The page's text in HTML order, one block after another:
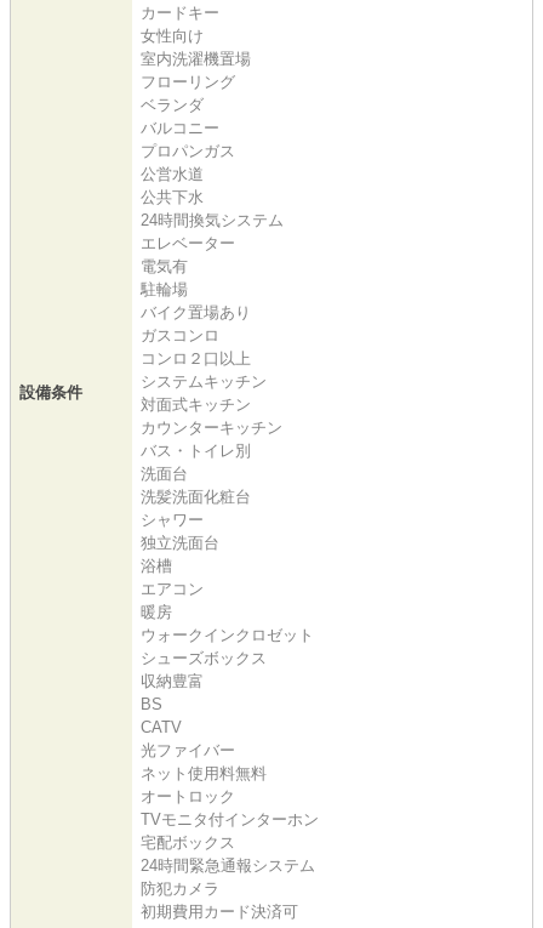
設備条件
カードキー
女性向け
室内洗濯機置場
フローリング
ベランダ
バルコニー
プロパンガス
公営水道
公共下水
24時間換気システム
エレベーター
電気有
駐輪場
バイク置場あり
ガスコンロ
コンロ２口以上
システムキッチン
対面式キッチン
カウンターキッチン
バス・トイレ別
洗面台
洗髪洗面化粧台
シャワー
独立洗面台
浴槽
エアコン
暖房
ウォークインクロゼット
シューズボックス
収納豊富
BS
CATV
光ファイバー
ネット使用料無料
オートロック
TVモニタ付インターホン
宅配ボックス
24時間緊急通報システム
防犯カメラ
初期費用カード決済可